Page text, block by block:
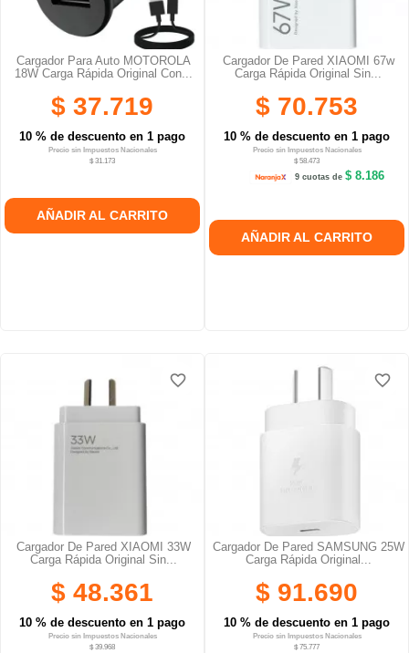
Cargador Para Auto MOTOROLA
18W Carga Rápida Original Con...
$ 37.719
10 % de descuento en 1 pago
Precio sin Impuestos Nacionales
$ 31.173
AÑADIR AL CARRITO
Cargador De Pared XIAOMI 67w
Carga Rápida Original Sin...
$ 70.753
10 % de descuento en 1 pago
Precio sin Impuestos Nacionales
$ 58.473
9 cuotas de $ 8.186
AÑADIR AL CARRITO
Cargador De Pared XIAOMI 33W
Carga Rápida Original Sin...
$ 48.361
10 % de descuento en 1 pago
Precio sin Impuestos Nacionales
$ 39.968
favorite_border
favorite_border
favorite_border
Cargador De Pared SAMSUNG 25W
Carga Rápida Original...
$ 91.690
10 % de descuento en 1 pago
Precio sin Impuestos Nacionales
$ 75.777
favorite_border
favorite_border
favorite_border